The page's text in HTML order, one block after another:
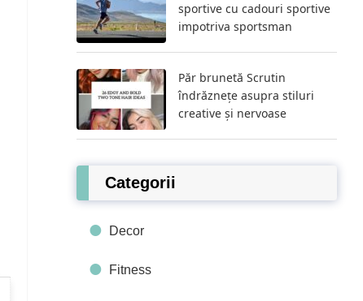
sportive cu cadouri sportive
impotriva sportsman
Păr brunetă Scrutin
îndrăznețe asupra stiluri
creative și nervoase
Categorii
Decor
Fitness